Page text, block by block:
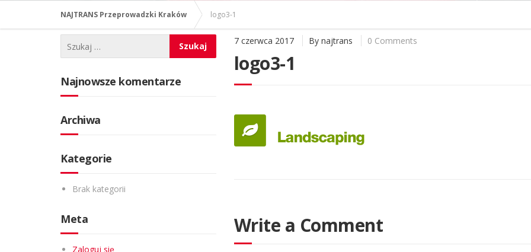
NAJTRANS Przeprowadzki Kraków logo3-1
7 czerwca 2017 By najtrans 0 Comments
logo3-1
Write a Comment
Najnowsze komentarze
Archiwa
Kategorie
Brak kategorii
Meta
Zaloguj się